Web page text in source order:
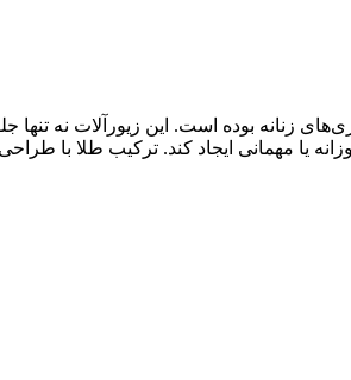
زنانه بوده است. این زیورآلات نه
یا مهمانی ایجاد کند. ترکیب طلا با